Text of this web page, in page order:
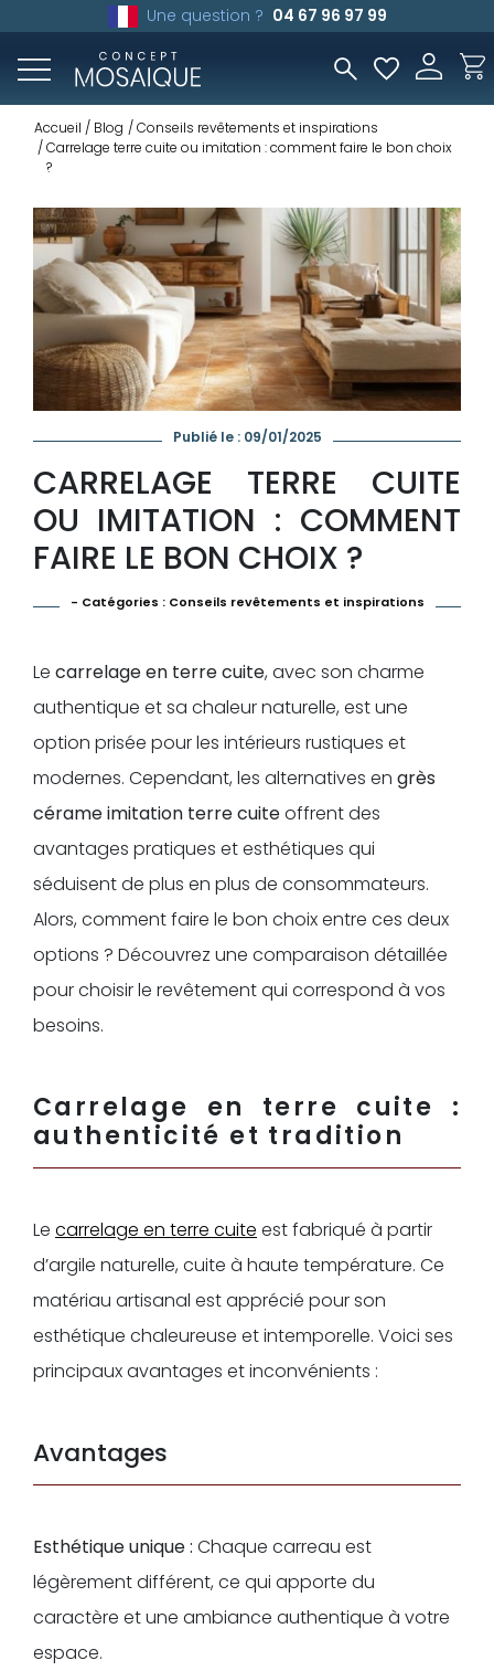
Une question ? 04 67 96 97 99
Accueil Blog
Conseils revêtements et inspirations
Carrelage terre cuite ou imitation : comment faire le bon choix
?
Publié le : 09/01/2025
CARRELAGE TERRE CUITE
OU IMITATION : COMMENT
FAIRE LE BON CHOIX ?
- Catégories : Conseils revêtements et inspirations
Le carrelage en terre cuite, avec son charme
authentique et sa chaleur naturelle, est une
option prisée pour les intérieurs rustiques et
modernes. Cependant, les alternatives en grès
cérame imitation terre cuiteoffrent des
avantages pratiques et esthétiques qui
séduisent de plus en plus de consommateurs.
Alors, comment faire le bon choix entre ces deux
options ? Découvrez une comparaison détaillée
pour choisir le revêtement qui correspond à vos
besoins.
Carrelage en terre cuite :
authenticité et tradition
Le carrelage en terre cuite est fabriqué à partir
d’argile naturelle, cuite à haute température. Ce
matériau artisanal est apprécié pour son
esthétique chaleureuse et intemporelle. Voici ses
principaux avantages et inconvénients :
Avantages
Esthétique unique : Chaque carreau est
légèrement différent, ce qui apporte du
caractère et une ambiance authentique à votre
espace.